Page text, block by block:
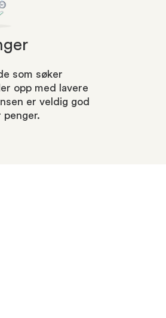
som søker
opp med lavere
er veldig god